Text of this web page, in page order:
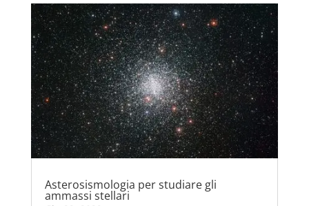
Asterosismologia per studiare gli
ammassi stellari